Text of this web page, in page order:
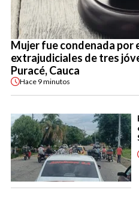
Mujer fue condenada por
extrajudiciales de tres
Puracé, Cauca
Hace 9 minutos